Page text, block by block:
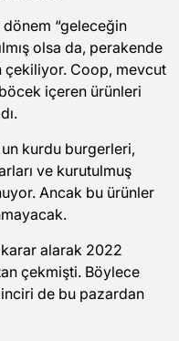
dönem “geleceğin
olsa da, perakende
çekiliyor. Coop, mevcut
içeren ürünleri
kurdu burgerleri,
ve kurutulmuş
Ancak bu ürünler
alarak 2022
çekmişti. Böylece
de bu pazardan